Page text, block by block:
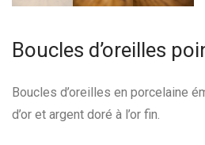
Boucles d’oreilles
Boucles d’oreilles en porcelaine
d’or et argent doré à l’or fin.